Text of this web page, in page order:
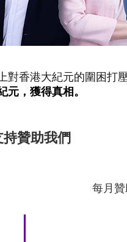
香港大紀元的圍困打
元，獲得真相。
贊助我們
每月